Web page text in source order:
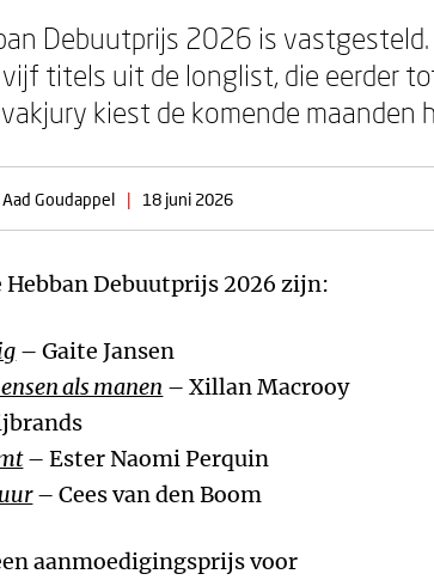
Debuutprijs 2026 is
titels uit de longlist, die eerder
kiest de komende maanden
Aad Goudappel | 18 juni 2026
Debuutprijs 2026 zijn:
– Gaite Jansen
als manen – Xillan Macrooy
– Ester Naomi Perquin
– Cees van den Boom
aanmoedigingsprijs voor